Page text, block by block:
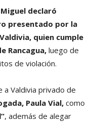
declaró
presentado por la
quien cumple
Rancagua, luego de
de violación.
a Valdivia privado de
Paula Vial,como
, además de alegar